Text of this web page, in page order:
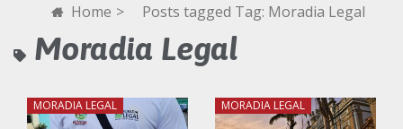
Home > Posts tagged Tag: Moradia Legal
Moradia Legal
MORADIA LEGAL MORADIA LEGAL